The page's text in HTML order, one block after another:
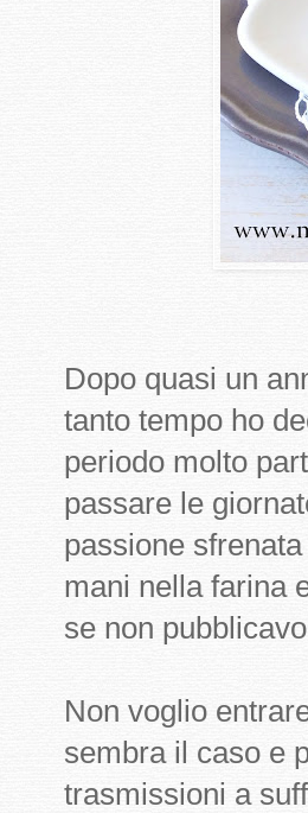
Dopo quasi un
tanto tempo ho
periodo molto
passare le
passione
mani nella farina
se non
Non voglio
sembra il caso e
trasmissioni a